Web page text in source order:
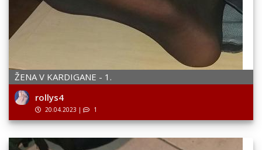
ŽENA V KARDIGANE - 1.
rollys4
20.04.2023 | 1